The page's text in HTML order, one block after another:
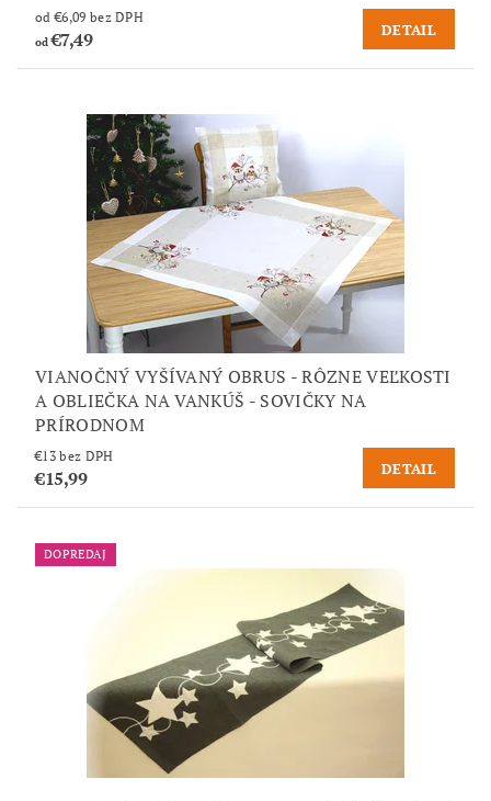
od €6,09 bez DPH
od€7,49 DETAIL
VIANOČNÝ VYŠÍVANÝ OBRUS - RÔZNE VEĽKOSTI
A OBLIEČKA NA VANKÚŠ - SOVIČKY NA
PRÍRODNOM
€13 bez DPH
€15,99 DETAIL
DOPREDAJ